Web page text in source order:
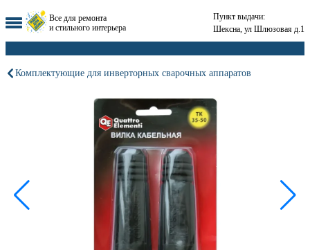
Все для ремонта
и стильного интерьера
Пункт выдачи:
Шексна, ул Шлюзовая д.1
Комплектующие для инверторных сварочных аппаратов